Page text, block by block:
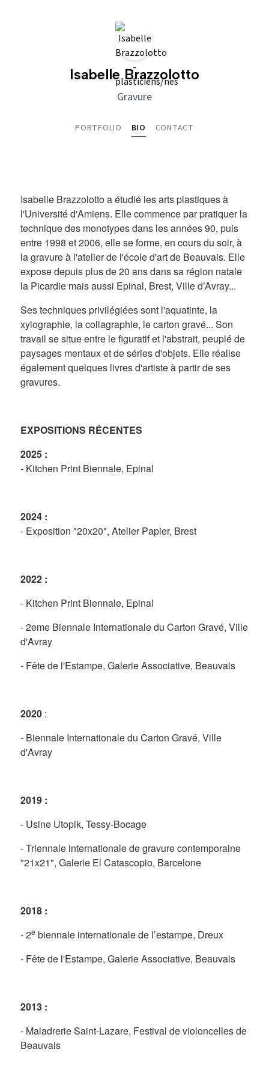
Isabelle Brazzolotto
Gravure
PORTFOLIO BIO CONTACT
Isabelle Brazzolotto a étudié les arts plastiques à
l'Université d'Amiens. Elle commence par pratiquer la
technique des monotypes dans les années 90, puis
entre 1998 et 2006, elle se forme, en cours du soir, à
la gravure à l'atelier de l'école d'art de Beauvais. Elle
expose depuis plus de 20 ans dans sa région natale
la Picardie mais aussi Epinal, Brest, Ville d’Avray...
Ses techniques privilégiées sont l'aquatinte, la
xylographie, la collagraphie, le carton gravé... Son
travail se situe entre le figuratif et l'abstrait, peuplé de
paysages mentaux et de séries d'objets. Elle réalise
également quelques livres d'artiste à partir de ses
gravures.
EXPOSITIONS RÉCENTES
2025 :
- Kitchen Print Biennale, Epinal
2024 :
- Exposition "20x20", Atelier Papier, Brest
2022 :
- Kitchen Print Biennale, Epinal
- 2eme Biennale Internationale du Carton Gravé, Ville
d'Avray
- Fête de l'Estampe, Galerie Associative, Beauvais
2020 :
- Biennale Internationale du Carton Gravé, Ville
d'Avray
2019 :
- Usine Utopik, Tessy-Bocage
- Triennale internationale de gravure contemporaine
"21x21", Galerie El Catascopio, Barcelone
2018 :
- 2e biennale internationale de l’estampe, Dreux
- Fête de l'Estampe, Galerie Associative, Beauvais
2013 :
- Maladrerie Saint-Lazare, Festival de violoncelles de
Beauvais